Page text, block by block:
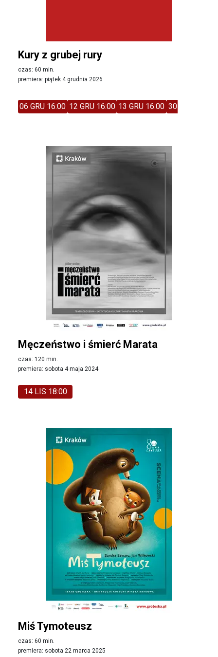
Kury z grubej rury
czas: 60 min.
premiera: piątek 4 grudnia 2026
06 GRU 16:00 12 GRU 16:00 13 GRU 16:00 30 STY 13:30
Męczeństwo i śmierć Marata
czas: 120 min.
premiera: sobota 4 maja 2024
14 LIS 18:00
Miś Tymoteusz
czas: 60 min.
premiera: sobota 22 marca 2025